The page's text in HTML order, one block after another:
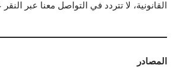
القانونية، لا تتردد في التواصل معنا عبر
المصادر